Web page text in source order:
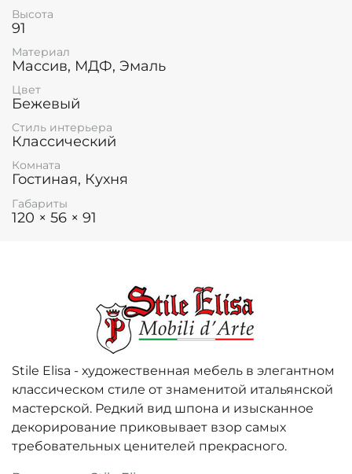
Высота
91
Материал
Массив, МДФ, Эмаль
Цвет
Бежевый
Стиль интерьера
Классический
Комната
Гостиная, Кухня
Габариты
120 × 56 × 91
Stile Elisa - художественная мебель в элегантном
классическом стиле от знаменитой итальянской
мастерской. Редкий вид шпона и изысканное
декорирование приковывает взор самых
требовательных ценителей прекрасного.